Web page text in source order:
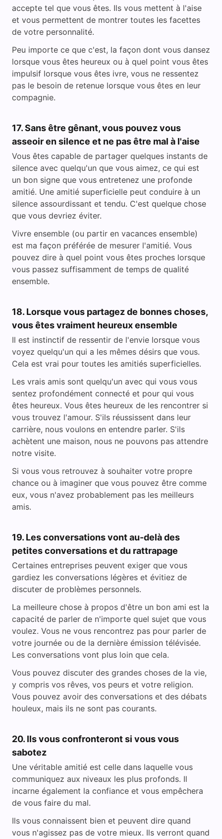
accepte tel que vous êtes. Ils vous mettent à l'aise
et vous permettent de montrer toutes les facettes
de votre personnalité.
Peu importe ce que c'est, la façon dont vous dansez
lorsque vous êtes heureux ou à quel point vous êtes
impulsif lorsque vous êtes ivre, vous ne ressentez
pas le besoin de retenue lorsque vous êtes en leur
compagnie.
17. Sans être gênant, vous pouvez vous
asseoir en silence et ne pas être mal à l'aise
Vous êtes capable de partager quelques instants de
silence avec quelqu'un que vous aimez, ce qui est
un bon signe que vous entretenez une profonde
amitié. Une amitié superficielle peut conduire à un
silence assourdissant et tendu. C'est quelque chose
que vous devriez éviter.
Vivre ensemble (ou partir en vacances ensemble)
est ma façon préférée de mesurer l'amitié. Vous
pouvez dire à quel point vous êtes proches lorsque
vous passez suffisamment de temps de qualité
ensemble.
18. Lorsque vous partagez de bonnes choses,
vous êtes vraiment heureux ensemble
Il est instinctif de ressentir de l'envie lorsque vous
voyez quelqu'un qui a les mêmes désirs que vous.
Cela est vrai pour toutes les amitiés superficielles.
Les vrais amis sont quelqu'un avec qui vous vous
sentez profondément connecté et pour qui vous
êtes heureux. Vous êtes heureux de les rencontrer si
vous trouvez l'amour. S'ils réussissent dans leur
carrière, nous voulons en entendre parler. S'ils
achètent une maison, nous ne pouvons pas attendre
notre visite.
Si vous vous retrouvez à souhaiter votre propre
chance ou à imaginer que vous pouvez être comme
eux, vous n'avez probablement pas les meilleurs
amis.
19. Les conversations vont au-delà des
petites conversations et du rattrapage
Certaines entreprises peuvent exiger que vous
gardiez les conversations légères et évitiez de
discuter de problèmes personnels.
La meilleure chose à propos d'être un bon ami est la
capacité de parler de n'importe quel sujet que vous
voulez. Vous ne vous rencontrez pas pour parler de
votre journée ou de la dernière émission télévisée.
Les conversations vont plus loin que cela.
Vous pouvez discuter des grandes choses de la vie,
y compris vos rêves, vos peurs et votre religion.
Vous pouvez avoir des conversations et des débats
houleux, mais ils ne sont pas courants.
20. Ils vous confronteront si vous vous
sabotez
Une véritable amitié est celle dans laquelle vous
communiquez aux niveaux les plus profonds. Il
incarne également la confiance et vous empêchera
de vous faire du mal.
Ils vous connaissent bien et peuvent dire quand
vous n'agissez pas de votre mieux. Ils verront quand